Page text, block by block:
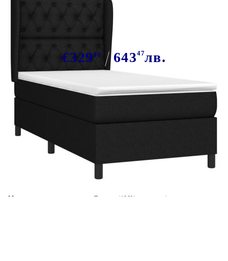
Боксспринг легло с матрак, черно,
80x200 см, плат
€32900 64347лв.
В наличност: 39 бр.
Безплатна доставка до адрес при плащане по банков път
Материал:
Текстил (100% полиестер)